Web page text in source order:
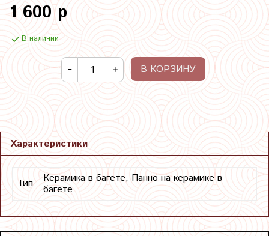
1 600 р
В наличии
В КОРЗИНУ
Характеристики
Тип
Керамика в багете, Панно на керамике в
багете